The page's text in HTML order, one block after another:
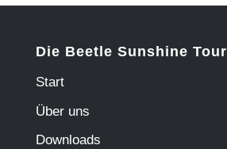
Die Beetle Sunshine Tour
Start
Über uns
Downloads